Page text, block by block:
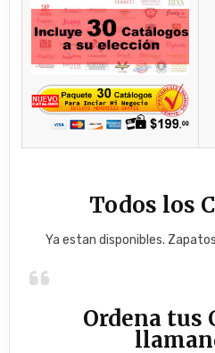
Todos los
Ya estan disponibles.
Ordena tus